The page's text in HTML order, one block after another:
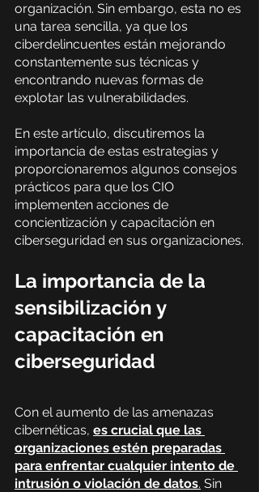
organización. Sin embargo, esta no es
una tarea sencilla, ya que los
ciberdelincuentes están mejorando
constantemente sus técnicas y
encontrando nuevas formas de
explotar las vulnerabilidades.
En este artículo, discutiremos la
importancia de estas estrategias y
proporcionaremos algunos consejos
prácticos para que los CIO
implementen acciones de
concientización y capacitación en
ciberseguridad en sus organizaciones.
La importancia de la
sensibilización y
capacitación en
ciberseguridad
Con el aumento de las amenazas
cibernéticas, es crucial que las
organizaciones estén preparadas
para enfrentar cualquier intento de
intrusión o violación de datos. Sin